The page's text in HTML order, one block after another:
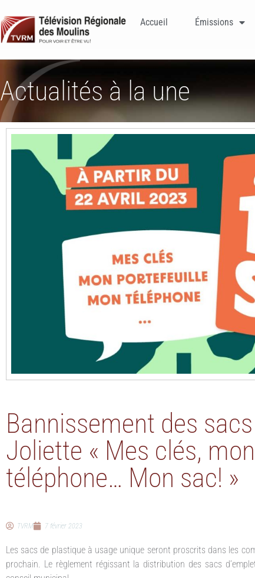
Accueil Émissions
Actualités à la une
Bannissement des
Joliette « Mes clés,
téléphone… Mon sac! »
TVRM 7 février 2023
Les sacs de plastique à usage unique seront proscrits dans les
prochain. Le règlement régissant la distribution des sacs